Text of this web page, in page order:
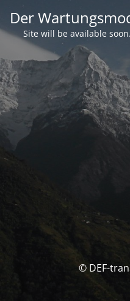
Der
Site will be available
© DEF-